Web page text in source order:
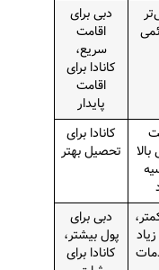
دبی برای
اقامت
سریع،
کانادا برای
اقامت
پایدار
کانادا برای
تحصیل بهتر
دبی برای
پول بیشتر،
کانادا برای